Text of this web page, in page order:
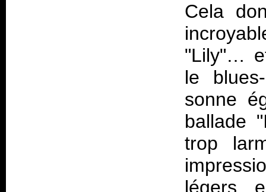
Cela
"Lily"…
le
sonne
ballade
trop
légers